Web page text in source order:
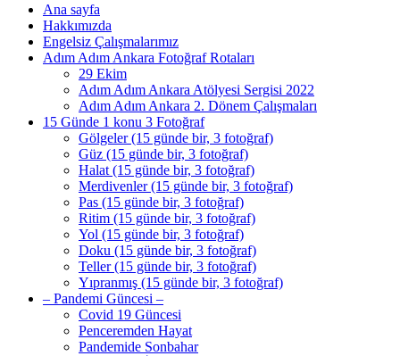
Ana sayfa
Hakkımızda
Engelsiz Çalışmalarımız
Adım Adım Ankara Fotoğraf Rotaları
29 Ekim
Adım Adım Ankara Atölyesi Sergisi 2022
Adım Adım Ankara 2. Dönem Çalışmaları
15 Günde 1 konu 3 Fotoğraf
Gölgeler (15 günde bir, 3 fotoğraf)
Güz (15 günde bir, 3 fotoğraf)
Halat (15 günde bir, 3 fotoğraf)
Merdivenler (15 günde bir, 3 fotoğraf)
Pas (15 günde bir, 3 fotoğraf)
Ritim (15 günde bir, 3 fotoğraf)
Yol (15 günde bir, 3 fotoğraf)
Doku (15 günde bir, 3 fotoğraf)
Teller (15 günde bir, 3 fotoğraf)
Yıpranmış (15 günde bir, 3 fotoğraf)
– Pandemi Güncesi –
Covid 19 Güncesi
Penceremden Hayat
Pandemide Sonbahar